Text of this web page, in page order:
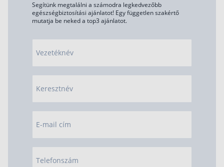
Segítünk megtalálni a számodra legkedvezőbb
egészségbiztosítási ajánlatot! Egy független szakértő
mutatja be neked a top3 ajánlatot.
Vezetéknév
Keresztnév
E-mail cím
Telefonszám